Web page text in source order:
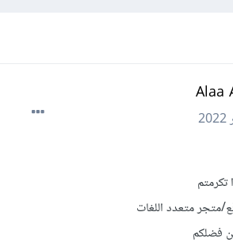
Alaa
متعدد اللغات
فضلكم